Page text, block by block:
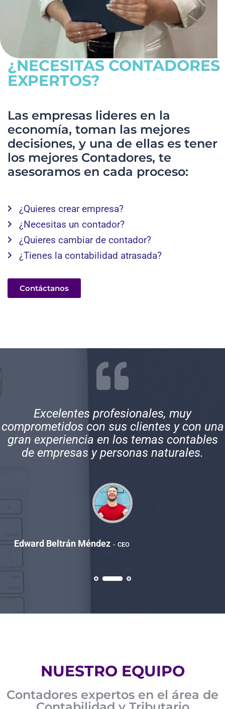
¿NECESITAS CONTADORES
EXPERTOS?
Las empresas lideres en la
economía, toman las mejores
decisiones, y una de ellas es tener
los mejores Contadores, te
asesoramos en cada proceso:
¿Quieres crear empresa?
¿Necesitas un contador?
¿Quieres cambiar de contador?
¿Tienes la contabilidad atrasada?
Contáctanos
Excelentes profesionales, muy
comprometidos con sus clientes y con una
gran experiencia en los temas contables
de empresas y personas naturales.
Edward Beltrán Méndez CEO
NUESTRO EQUIPO
Contadores expertos en el área de